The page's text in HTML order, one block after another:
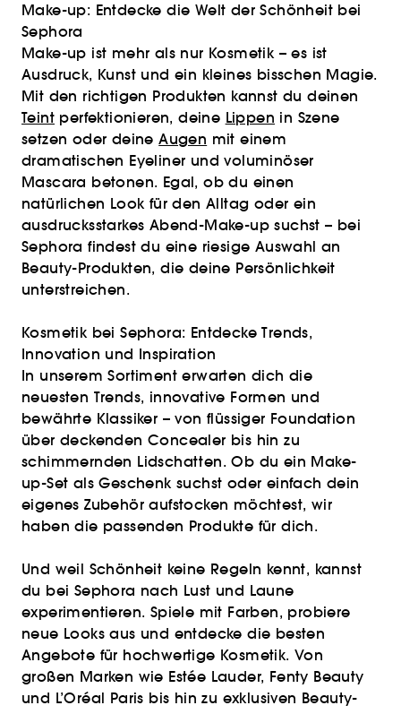
Make-up: Entdecke die Welt der Schönheit bei
Sephora
Make-up ist mehr als nur Kosmetik – es ist
Ausdruck, Kunst und ein kleines bisschen Magie.
Mit den richtigen Produkten kannst du deinen
Teint perfektionieren, deine Lippen in Szene
setzen oder deineAugen mit einem
dramatischen Eyeliner und voluminöser
Mascara betonen. Egal, ob du einen
natürlichen Look für den Alltag oder ein
ausdrucksstarkes Abend-Make-up suchst – bei
Sephora findest du eine riesige Auswahl an
Beauty-Produkten, die deine Persönlichkeit
unterstreichen.
Kosmetik bei Sephora: Entdecke Trends,
Innovation und Inspiration
In unserem Sortiment erwarten dich die
neuesten Trends, innovative Formen und
bewährte Klassiker – von flüssiger Foundation
über deckenden Concealer bis hin zu
schimmernden Lidschatten. Ob du ein Make-
up-Set als Geschenk suchst oder einfach dein
eigenes Zubehör aufstocken möchtest, wir
haben die passenden Produkte für dich.
Und weil Schönheit keine Regeln kennt, kannst
du bei Sephora nach Lust und Laune
experimentieren. Spiele mit Farben, probiere
neue Looks aus und entdecke die besten
Angebote für hochwertige Kosmetik. Von
großen Marken wie Estée Lauder, Fenty Beauty
und L’Oréal Paris bis hin zu exklusiven Beauty-